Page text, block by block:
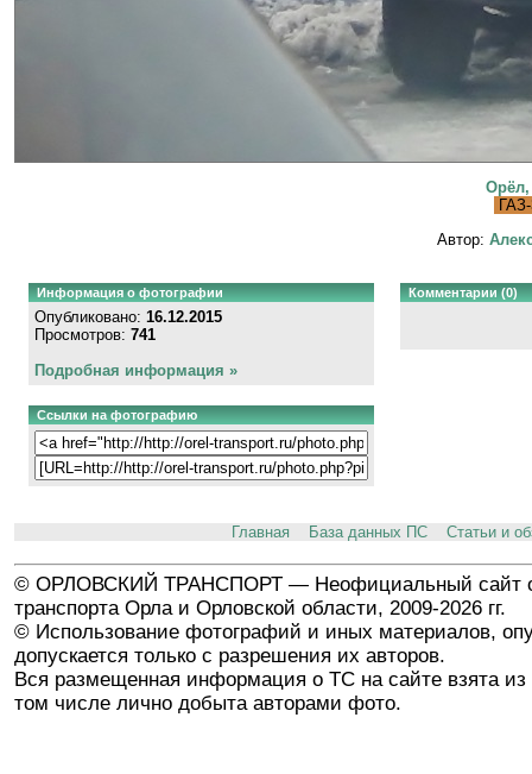
Орёл,
Автор:
Информация о фотографии
Опубликовано: 16.12.2015
Просмотров: 741
Подробная информация »
Ссылки на фотографию
Комментарии (0)
Главная База данных ПС Статьи и
© ОРЛОВСКИЙ ТРАНСПОРТ — Неофициальный сайт
транспорта Орла и Орловской области, 2009-2026 гг.
© Использование фотографий и иных материалов,
допускается только с разрешения их авторов.
Вся размещенная информация о ТС на сайте взята из
том числе лично добыта авторами фото.